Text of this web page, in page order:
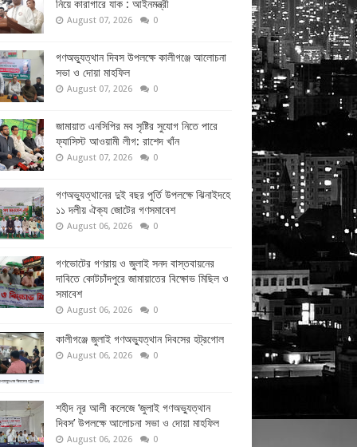
নিয়ে কারাগারে যাক : আইনমন্ত্রী
August 07, 2026 0
গণঅভ্যুত্থান দিবস উপলক্ষে কালীগঞ্জে আলোচনা
সভা ও দোয়া মাহফিল
August 07, 2026 0
জামায়াত এনসিপির মব সৃষ্টির সুযোগ নিতে পারে
ফ্যাসিস্ট আওয়ামী লীগ: রাশেদ খাঁন
August 07, 2026 0
গণঅভ্যুত্থানের দুই বছর পুর্তি উপলক্ষে ঝিনাইদহে
১১ দলীয় ঐক্য জোটের গণসমাবেশ
August 06, 2026 0
গণভোটের গণরায় ও জুলাই সনদ বাস্তবায়নের
দাবিতে কোটচাঁদপুরে জামায়াতের বিক্ষোভ মিছিল ও
সমাবেশ
August 06, 2026 0
কালীগঞ্জে জুলাই গণঅভ্যুত্থান দিবসের হট্রগোল
August 06, 2026 0
শহীদ নূর আলী কলেজে ‘জুলাই গণঅভ্যুত্থান
দিবস’ উপলক্ষে আলোচনা সভা ও দোয়া মাহফিল
August 06, 2026 0